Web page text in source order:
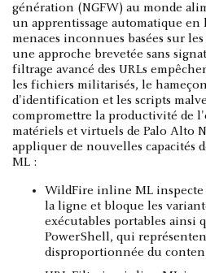
génération (NGFW) au monde
un apprentissage automatique
menaces inconnues basées sur
une approche brevetée sans
filtrage avancé des URLs
les fichiers militarisés, le
d'identification et les scripts
compromettre la productivité de
matériels et virtuels de Palo Alto
appliquer de nouvelles capacités
ML :
WildFire inline ML inspecte
la ligne et bloque les
exécutables portables ainsi
PowerShell, qui
disproportionnée du